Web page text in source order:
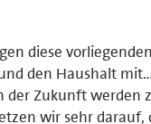
diese vorliegenden
den Haushalt
der Zukunft werden
wir sehr darauf,